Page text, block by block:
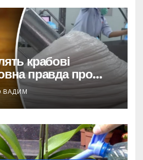
крабові
правда про
ВАДИМ